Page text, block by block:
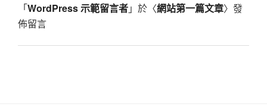
「WordPress 示範留言者」於〈網站第一篇文章〉發
佈留言